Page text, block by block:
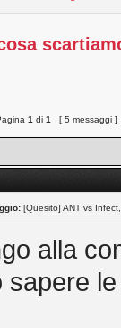
1 di1 [ 5 messaggi ]
[Quesito] ANT vs
alla
sapere